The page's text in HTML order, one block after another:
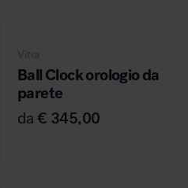
Vitra
Ball Clock orologio da
parete
da€ 345,00